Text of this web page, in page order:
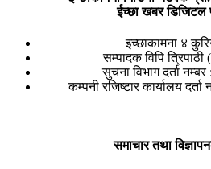
ईच्छा खबर डिजिटल
इच्छाकामना ४
सम्पादक विपि
सुचना विभाग दर्ता
कम्पनी रजिष्टार कार्यालय
समाचार तथा